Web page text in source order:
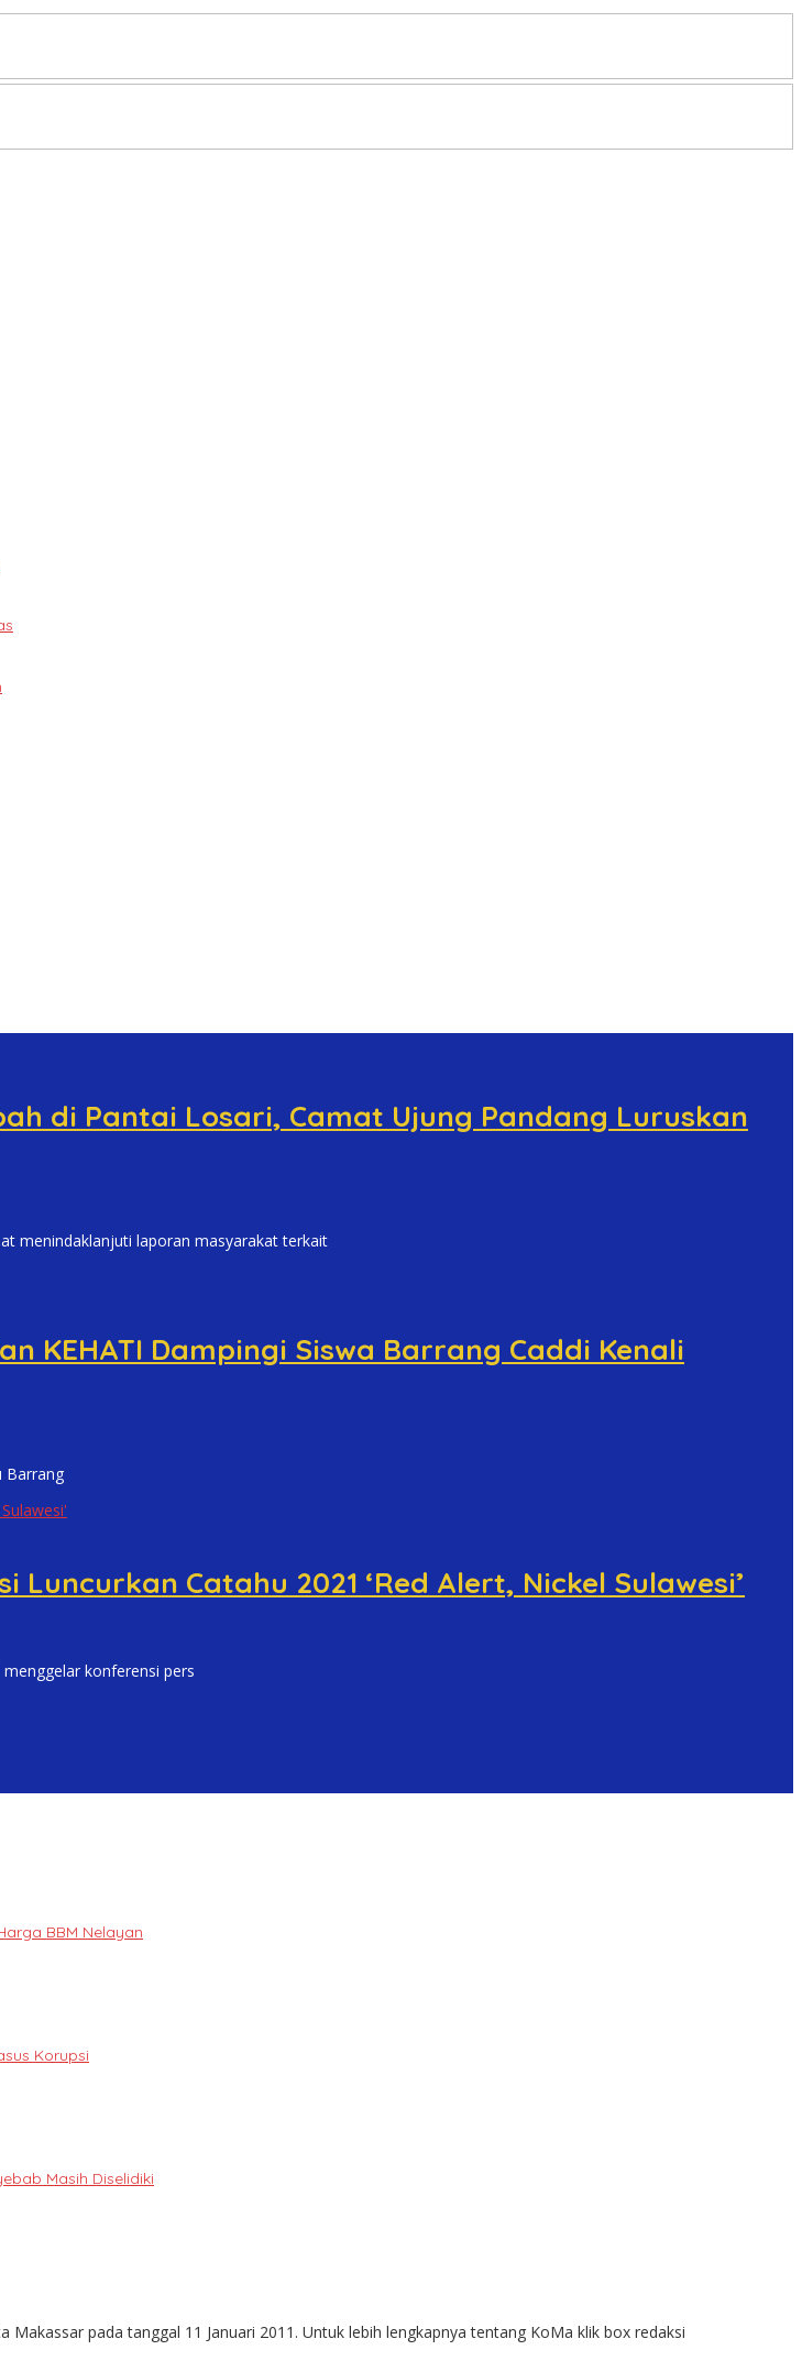
di Pantai Losari, Camat Ujung Pandang Luruskan
menindaklanjuti laporan masyarakat terkait
KEHATI Dampingi Siswa Barrang Caddi Kenali
Barrang
Catahu 2021 ‘Red Alert, Nickel Sulawesi’
menggelar konferensi pers
BBM Nelayan
Korupsi
Masih Diselidiki
pada tanggal 11 Januari 2011. Untuk lebih lengkapnya tentang KoMa klik box redaksi